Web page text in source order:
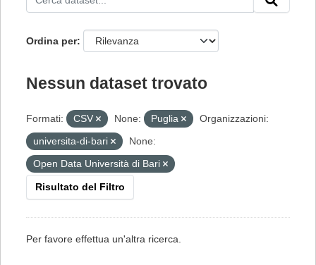
Ordina per
Nessun dataset trovato
Formati: CSV None: Puglia
Organizzazioni:
universita-di-bari
None:
Open Data Università di Bari
Risultato del Filtro
Per favore effettua un'altra ricerca.